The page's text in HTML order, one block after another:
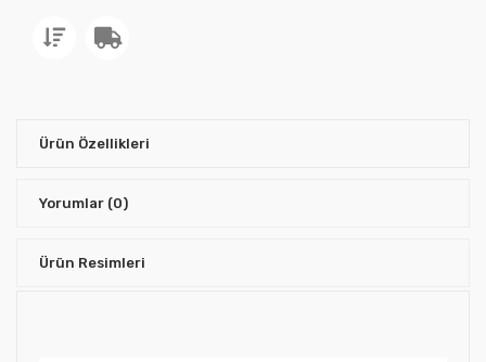
Ürün Özellikleri
Yorumlar (0)
Ürün Resimleri